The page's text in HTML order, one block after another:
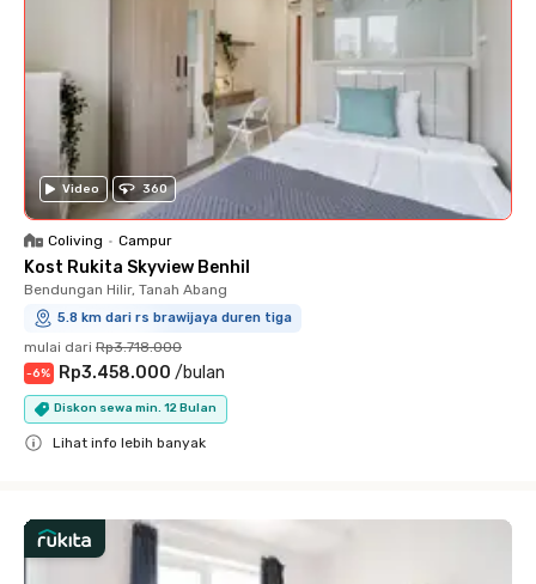
Video 360
Coliving • Campur
Kost Rukita Skyview Benhil
Bendungan Hilir, Tanah Abang
5.8 km dari rs brawijaya duren tiga
mulai dari Rp3.718.000
-6% Rp3.458.000 /bulan
Diskon sewa min. 12 Bulan
Lihat info lebih banyak